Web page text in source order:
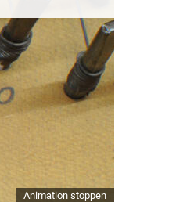
Animation stoppen